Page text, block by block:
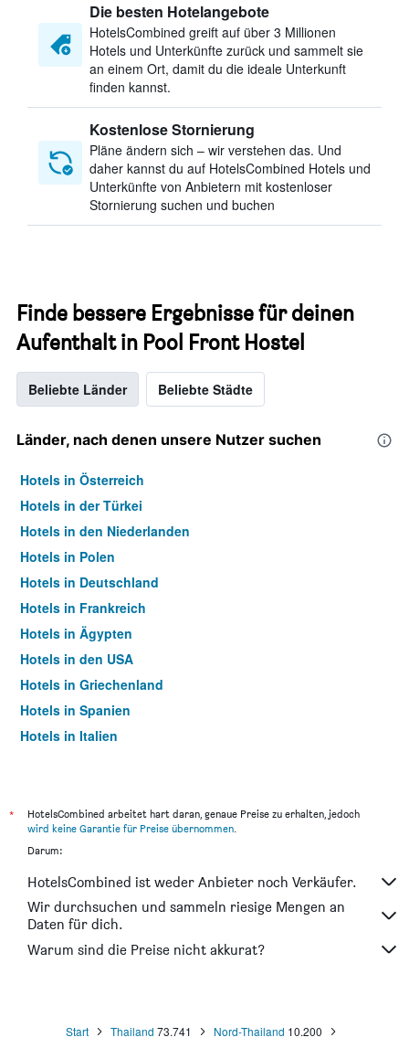
Die besten Hotelangebote
HotelsCombined greift auf über 3 Millionen
Hotels und Unterkünfte zurück und sammelt sie
an einem Ort, damit du die ideale Unterkunft
finden kannst.
Kostenlose Stornierung
Pläne ändern sich – wir verstehen das. Und
daher kannst du auf HotelsCombined Hotels und
Unterkünfte von Anbietern mit kostenloser
Stornierung suchen und buchen
Finde bessere Ergebnisse für deinen
Aufenthalt in Pool Front Hostel
Beliebte Länder Beliebte Städte
Länder, nach denen unsere Nutzer suchen
Hotels in Österreich
Hotels in der Türkei
Hotels in den Niederlanden
Hotels in Polen
Hotels in Deutschland
Hotels in Frankreich
Hotels in Ägypten
Hotels in den USA
Hotels in Griechenland
Hotels in Spanien
Hotels in Italien
*
HotelsCombined arbeitet hart daran, genaue Preise zu erhalten, jedoch
wird keine Garantie für Preise übernommen.
Darum:
HotelsCombined ist weder Anbieter noch Verkäufer.
Wir durchsuchen und sammeln riesige Mengen an
Daten für dich.
Warum sind die Preise nicht akkurat?
Start Thailand 73.741 Nord-Thailand 10.200